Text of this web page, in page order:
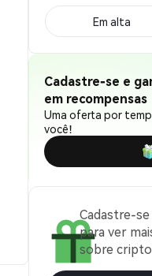
Em alta
Cadastre-se e
em recompensas
Uma oferta por
você!
Cadastre-
para ver
sobre